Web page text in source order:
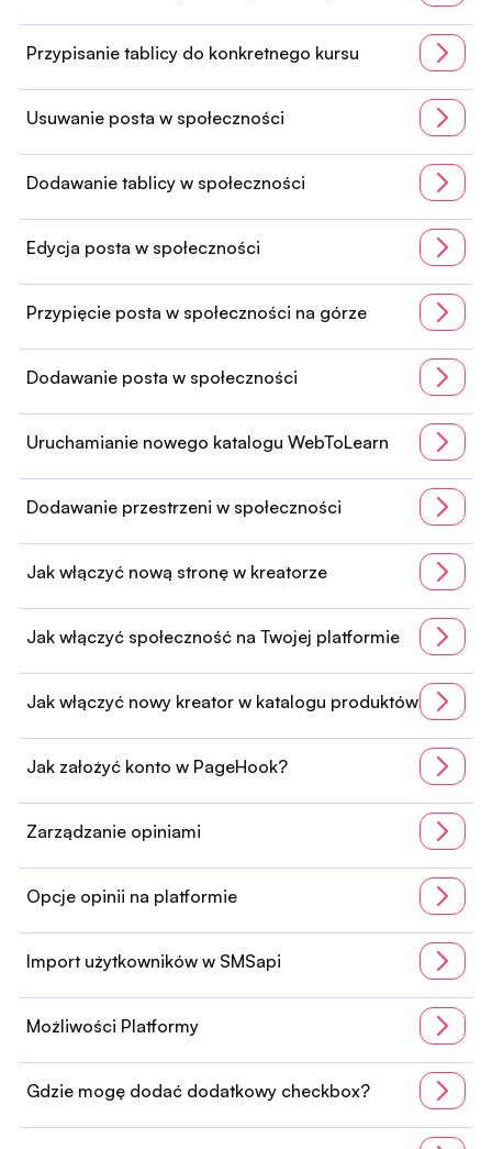
Przypisanie tablicy do konkretnego kursu
Usuwanie posta w społeczności
Dodawanie tablicy w społeczności
Edycja posta w społeczności
Przypięcie posta w społeczności na górze
Dodawanie posta w społeczności
Uruchamianie nowego katalogu WebToLearn
Dodawanie przestrzeni w społeczności
Jak włączyć nową stronę w kreatorze
Jak włączyć społeczność na Twojej platformie
Jak włączyć nowy kreator w katalogu produktów
Jak założyć konto w PageHook?
Zarządzanie opiniami
Opcje opinii na platformie
Import użytkowników w SMSapi
Możliwości Platformy
Gdzie mogę dodać dodatkowy checkbox?